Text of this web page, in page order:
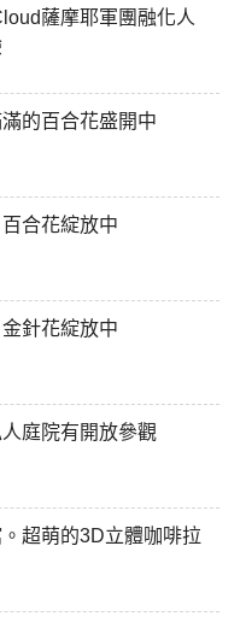
薩摩耶軍團融化人
的百合花盛開中
合花綻放中
針花綻放中
庭院有開放參觀
超萌的3D立體咖啡拉